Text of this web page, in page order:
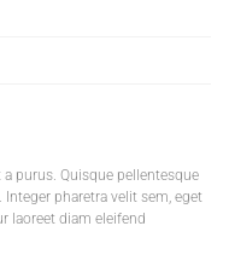
purus. Quisque pellentesque
pharetra velit sem, eget
laoreet diam eleifend